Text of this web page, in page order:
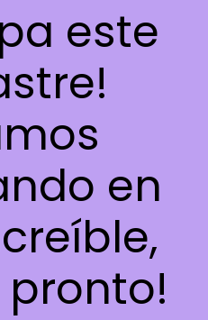
este
en
pronto!